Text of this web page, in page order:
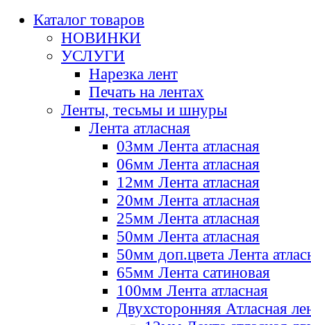
Каталог товаров
НОВИНКИ
УСЛУГИ
Нарезка лент
Печать на лентах
Ленты, тесьмы и шнуры
Лента атласная
03мм Лента атласная
06мм Лента атласная
12мм Лента атласная
20мм Лента атласная
25мм Лента атласная
50мм Лента атласная
50мм доп.цвета Лента
65мм Лента сатиновая
100мм Лента атласная
Двухсторонняя Атласная